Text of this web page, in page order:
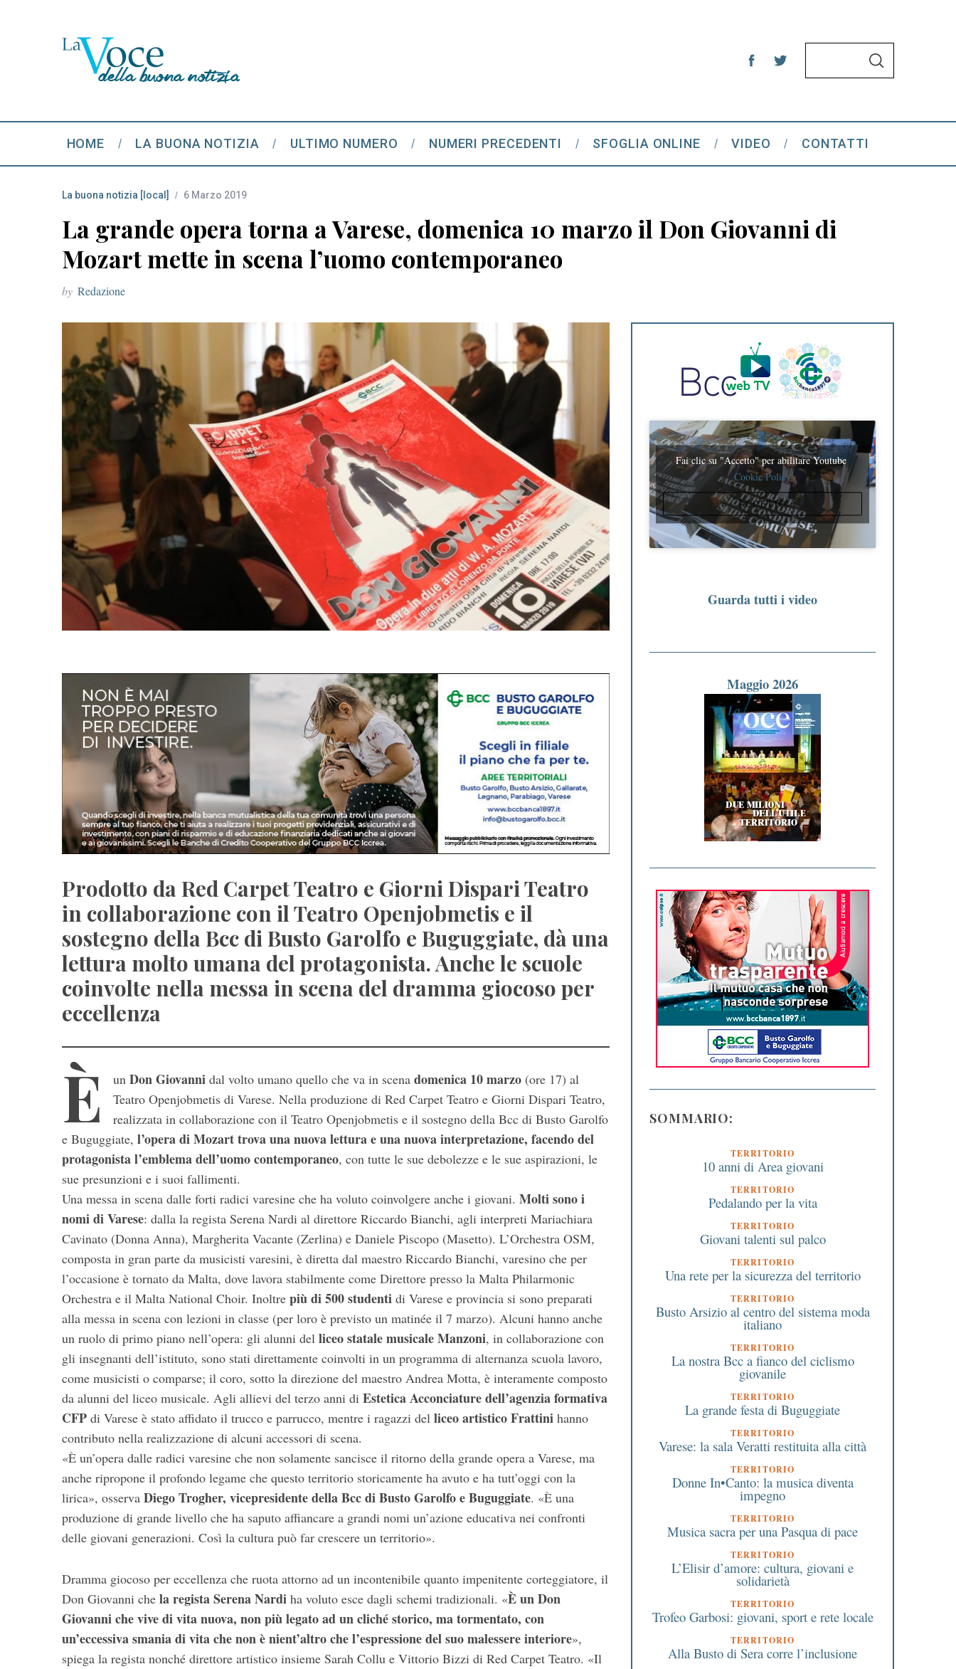
h
f
:
S
HOME LA BUONA NOTIZIA ULTIMO NUMERO NUMERI PRECEDENTI SFOGLIA ONLINE VIDEO CONTATTI
La buona notizia [local] 6 Marzo 2019
La grande opera torna a Varese, domenica 10 marzo il Don Giovanni di
Mozart mette in scena l’uomo contemporaneo
by Redazione
Prodotto da Red Carpet Teatro e Giorni Dispari Teatro
in collaborazione con il Teatro Openjobmetis e il
sostegno della Bcc di Busto Garolfo e Buguggiate, dà una
lettura molto umana del protagonista. Anche le scuole
coinvolte nella messa in scena del dramma giocoso per
eccellenza
È un Don Giovanni dal volto umano quello che va in scena domenica 10 marzo (ore 17) al
Teatro Openjobmetis di Varese. Nella produzione di Red Carpet Teatro e Giorni Dispari Teatro,
realizzata in collaborazione con il Teatro Openjobmetis e il sostegno della Bcc di Busto Garolfo
e Buguggiate, l’opera di Mozart trova una nuova lettura e una nuova interpretazione, facendo del
protagonista l’emblema dell’uomo contemporaneo, con tutte le sue debolezze e le sue aspirazioni, le
sue presunzioni e i suoi fallimenti.
Una messa in scena dalle forti radici varesine che ha voluto coinvolgere anche i giovani. Molti sono i
nomi di Varese: dalla la regista Serena Nardi al direttore Riccardo Bianchi, agli interpreti Mariachiara
Cavinato (Donna Anna), Margherita Vacante (Zerlina) e Daniele Piscopo (Masetto). L’Orchestra OSM,
composta in gran parte da musicisti varesini, è diretta dal maestro Riccardo Bianchi, varesino che per
l’occasione è tornato da Malta, dove lavora stabilmente come Direttore presso la Malta Philarmonic
Orchestra e il Malta National Choir. Inoltre più di 500 studenti di Varese e provincia si sono preparati
alla messa in scena con lezioni in classe (per loro è previsto un matinée il 7 marzo). Alcuni hanno anche
un ruolo di primo piano nell’opera: gli alunni del liceo statale musicale Manzoni, in collaborazione con
gli insegnanti dell’istituto, sono stati direttamente coinvolti in un programma di alternanza scuola lavoro,
come musicisti o comparse; il coro, sotto la direzione del maestro Andrea Motta, è interamente composto
da alunni del liceo musicale. Agli allievi del terzo anni di Estetica Acconciature dell’agenzia formativa
CFP di Varese è stato affidato il trucco e parrucco, mentre i ragazzi del liceo artistico Frattini hanno
contributo nella realizzazione di alcuni accessori di scena.
«È un’opera dalle radici varesine che non solamente sancisce il ritorno della grande opera a Varese, ma
anche ripropone il profondo legame che questo territorio storicamente ha avuto e ha tutt’oggi con la
lirica», osserva Diego Trogher, vicepresidente della Bcc di Busto Garolfo e Buguggiate. «È una
produzione di grande livello che ha saputo affiancare a grandi nomi un’azione educativa nei confronti
delle giovani generazioni. Così la cultura può far crescere un territorio».
Dramma giocoso per eccellenza che ruota attorno ad un incontenibile quanto impenitente corteggiatore, il
Don Giovanni che la regista Serena Nardi ha voluto esce dagli schemi tradizionali. «È un Don
Giovanni che vive di vita nuova, non più legato ad un cliché storico, ma tormentato, con
un’eccessiva smania di vita che non è nient’altro che l’espressione del suo malessere interiore»,
spiega la regista nonché direttore artistico insieme Sarah Collu e Vittorio Bizzi di Red Carpet Teatro. «Il
Fai clic su "Accetto" per abilitare Youtube
Cookie Policy
ACCETTO
Guarda tutti i video
Maggio 2026
SOMMARIO:
TERRITORIO
10 anni di Area giovani
TERRITORIO
Pedalando per la vita
TERRITORIO
Giovani talenti sul palco
TERRITORIO
Una rete per la sicurezza del territorio
TERRITORIO
Busto Arsizio al centro del sistema moda
italiano
TERRITORIO
La nostra Bcc a fianco del ciclismo
giovanile
TERRITORIO
La grande festa di Buguggiate
TERRITORIO
Varese: la sala Veratti restituita alla città
TERRITORIO
Donne In•Canto: la musica diventa
impegno
TERRITORIO
Musica sacra per una Pasqua di pace
TERRITORIO
L’Elisir d’amore: cultura, giovani e
solidarietà
TERRITORIO
Trofeo Garbosi: giovani, sport e rete locale
TERRITORIO
Alla Busto di Sera corre l’inclusione
S
e
r
c
h
f
o
r
: